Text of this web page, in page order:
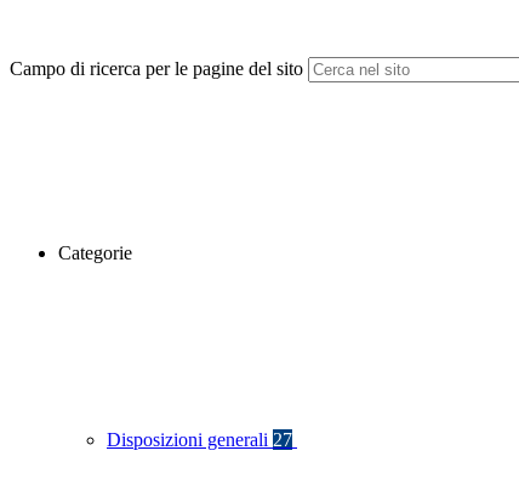
Campo di ricerca per le pagine del sito
Categorie
Disposizioni generali 27